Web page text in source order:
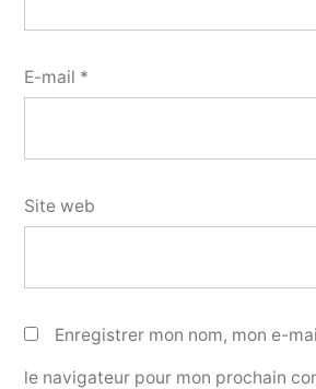
E-mail *
Site web
Enregistrer mon nom, mon e-
le navigateur pour mon prochain